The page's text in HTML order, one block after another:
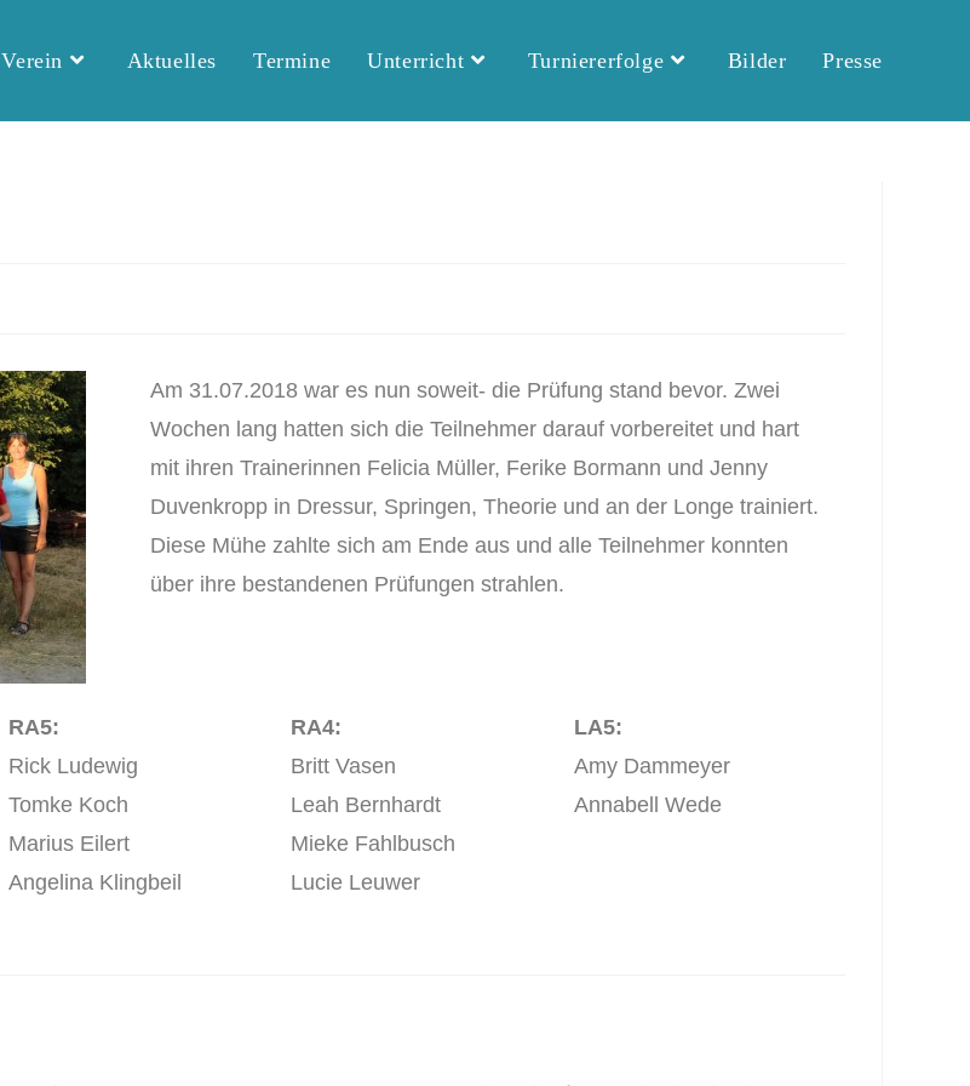
Verein Aktuelles Termine Unterricht Turniererfolge Bilder Presse
Am 31.07.2018 war es nun soweit- die Prüfung stand bevor. Zwei
Wochen lang hatten sich die Teilnehmer darauf vorbereitet und hart
mit ihren Trainerinnen Felicia Müller, Ferike Bormann und Jenny
Duvenkropp in Dressur, Springen, Theorie und an der Longe trainiert.
Diese Mühe zahlte sich am Ende aus und alle Teilnehmer konnten
über ihre bestandenen Prüfungen strahlen.
RA5:
Rick Ludewig
Tomke Koch
Marius Eilert
Angelina Klingbeil
RA4:
Britt Vasen
Leah Bernhardt
Mieke Fahlbusch
Lucie Leuwer
LA5:
Amy Dammeyer
Annabell Wede